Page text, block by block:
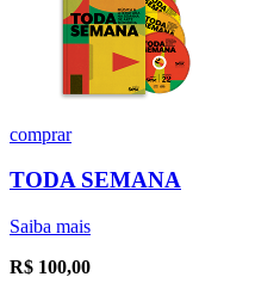
comprar
TODA SEMANA
Saiba mais
R$ 100,00